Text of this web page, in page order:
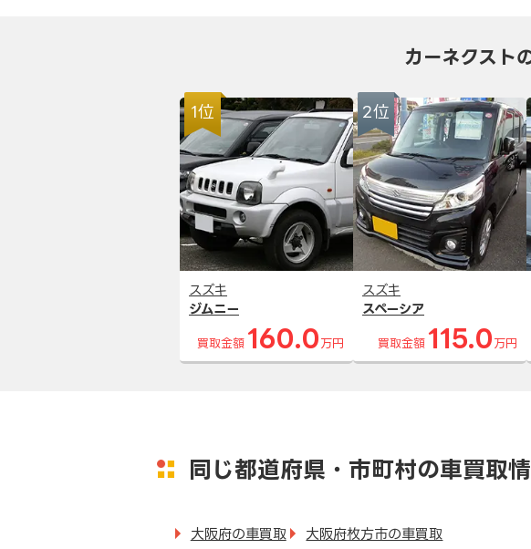
カーネクスト
1位
スズキ
ジムニー
買取金額 160.0 万円
2位
スズキ
スペーシア
買取金額 115.0 万円
同じ都道府県・市町村の車買取
大阪府の車買取 大阪府枚方市の車買取